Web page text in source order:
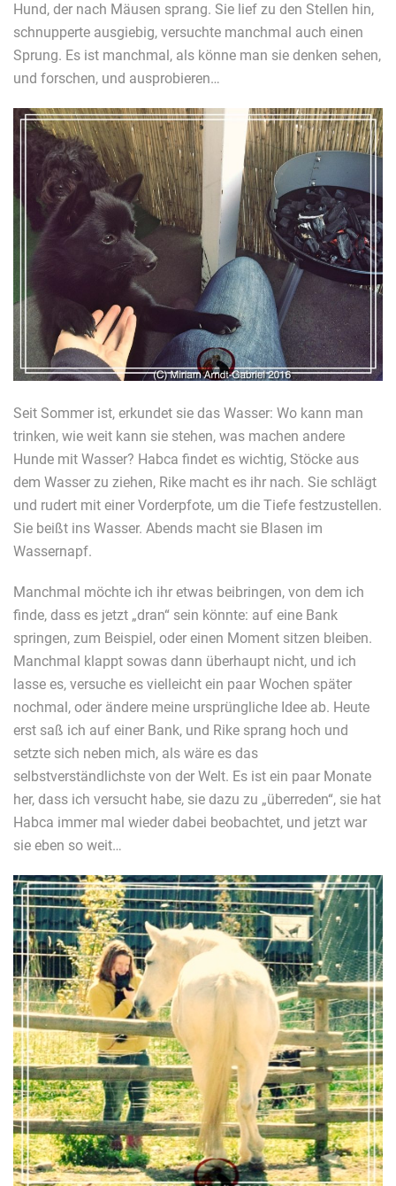
Hund, der nach Mäusen sprang. Sie lief zu den Stellen hin,
schnupperte ausgiebig, versuchte manchmal auch einen
Sprung. Es ist manchmal, als könne man sie denken sehen,
und forschen, und ausprobieren…
Seit Sommer ist, erkundet sie das Wasser: Wo kann man
trinken, wie weit kann sie stehen, was machen andere
Hunde mit Wasser? Habca findet es wichtig, Stöcke aus
dem Wasser zu ziehen, Rike macht es ihr nach. Sie schlägt
und rudert mit einer Vorderpfote, um die Tiefe festzustellen.
Sie beißt ins Wasser. Abends macht sie Blasen im
Wassernapf.
Manchmal möchte ich ihr etwas beibringen, von dem ich
finde, dass es jetzt „dran“ sein könnte: auf eine Bank
springen, zum Beispiel, oder einen Moment sitzen bleiben.
Manchmal klappt sowas dann überhaupt nicht, und ich
lasse es, versuche es vielleicht ein paar Wochen später
nochmal, oder ändere meine ursprüngliche Idee ab. Heute
erst saß ich auf einer Bank, und Rike sprang hoch und
setzte sich neben mich, als wäre es das
selbstverständlichste von der Welt. Es ist ein paar Monate
her, dass ich versucht habe, sie dazu zu „überreden“, sie hat
Habca immer mal wieder dabei beobachtet, und jetzt war
sie eben so weit…